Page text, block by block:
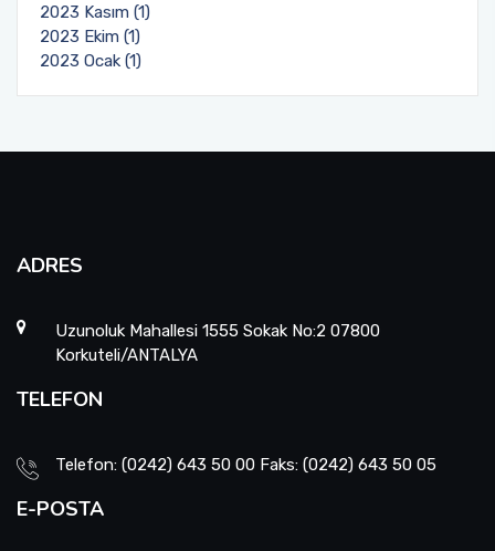
2023 Kasım (1)
2023 Ekim (1)
2023 Ocak (1)
ADRES
Uzunoluk Mahallesi 1555 Sokak No:2 07800
Korkuteli/ANTALYA
TELEFON
Telefon: (0242) 643 50 00 Faks: (0242) 643 50 05
E-POSTA